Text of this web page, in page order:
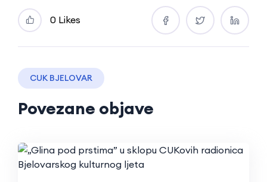
0 Likes
CUK BJELOVAR
Povezane objave